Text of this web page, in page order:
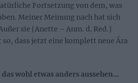
Fortsetzung von dem, was
Meiner Meinung nach hat sich
sie [Anette – Anm. d. Red.]
so, dass jetzt eine komplett neue Ära
wohl etwas anders aussehen…